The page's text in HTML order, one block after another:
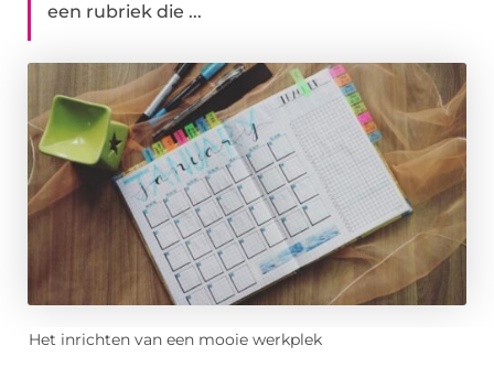
een rubriek die ...
Het inrichten van een mooie werkplek